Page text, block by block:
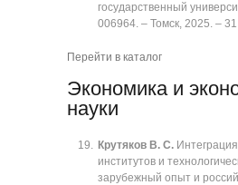
государственный
006964. ‒ Томск, 2025. ‒ 31
Перейти в каталог
Экономика и
науки
Крутяков В. С.
институтов и
зарубежный опыт и